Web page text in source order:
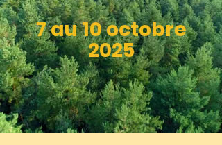
7 au 10 octobre
2025